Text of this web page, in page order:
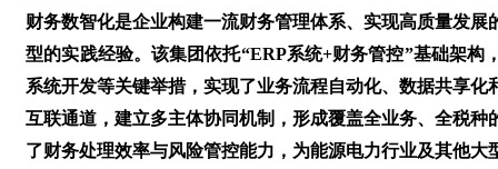
财务数智化是企业构建一流财务管理体系、实现高质量发
型的实践经验。该集团依托“ERP系统+财务管控”基础架
系统开发等关键举措，实现了业务流程自动化、数据共享
互联通道，建立多主体协同机制，形成覆盖全业务、全税
了财务处理效率与风险管控能力，为能源电力行业及其他